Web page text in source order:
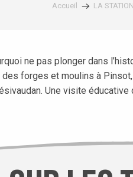
Accueil LA STATION
ne pas plonger dans
des forges et moulins à
Une visite